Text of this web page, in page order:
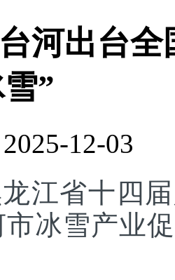
河出台
”
12-03
江省十四
冰雪产业